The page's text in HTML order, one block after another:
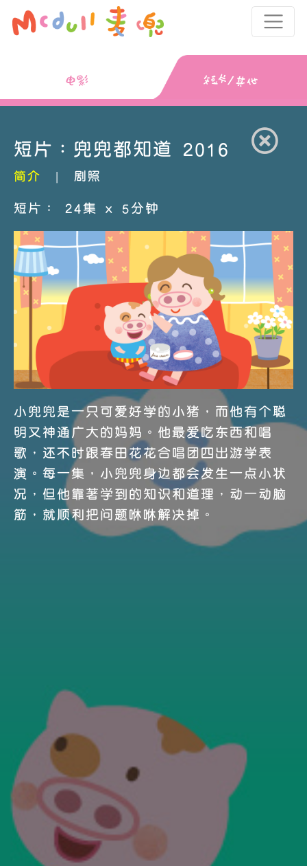
短片：兜兜都知道 2016
簡介 | 劇照
短片： 24集 x 5分鐘
小兜兜是一隻可愛好學的小豬，而他有個聰
明又神通廣大的媽媽。他最愛吃東西和唱
歌，還不時跟春田花花合唱團四出遊學表
演。每一集，小兜兜身邊都會發生一點小狀
況，但他靠著學到的知識和道理，動一動腦
筋，就順利把問題咻咻解決掉。